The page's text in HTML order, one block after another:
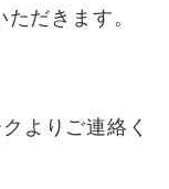
だきます。
よりご連絡く